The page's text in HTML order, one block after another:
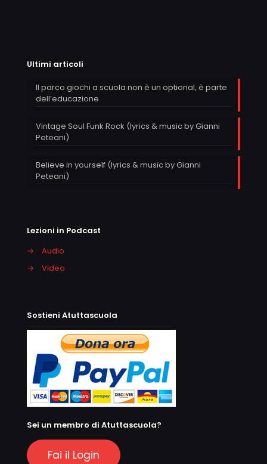
Ultimi articoli
Il parco giochi a scuola non è un optional, è parte
dell’educazione
Vintage Soul Funk Rock (lyrics & music by Gianni
Peteani)
Believe in yourself (lyrics & music by Gianni
Peteani)
Lezioni in Podcast
→
Audio
→
Video
Sostieni Atuttascuola
Sei un membro di Atuttascuola?
Fai il Login